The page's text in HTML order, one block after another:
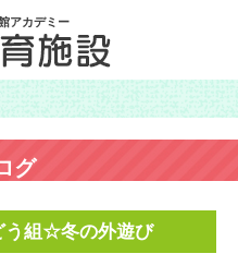
アカデミー
グ
う組☆冬の外遊び